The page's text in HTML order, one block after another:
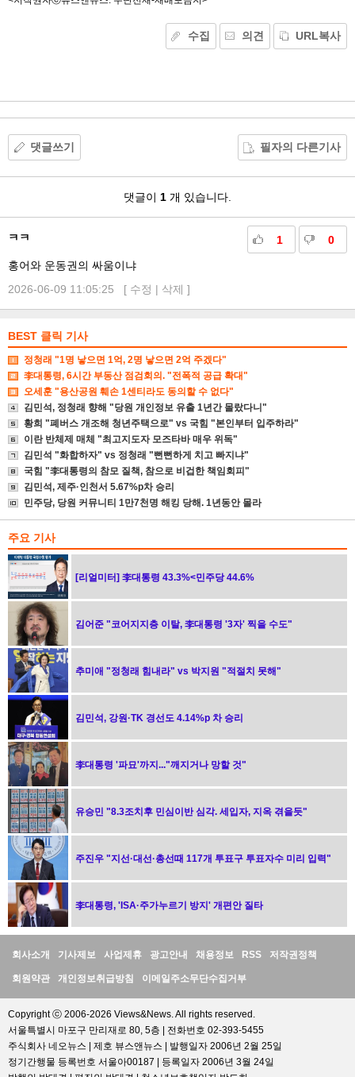
수집 의견 URL복사
댓글쓰기 필자의 다른기사
글
댓글이 1 개 있습니다.
1 0
ㅋㅋ
홍어와 운동권의 싸움이냐
2026-06-09 11:05:25 [ 수정 | 삭제 ]
BEST 클릭 기사
정청래 "1명 낳으면 1억, 2명 낳으면 2억 주겠다"
李대통령, 6시간 부동산 점검회의. "전폭적 공급 확대"
오세훈 "용산공원 훼손 1센티라도 동의할 수 없다"
김민석, 정청래 향해 "당원 개인정보 유출 1년간 몰랐다니"
황희 "폐버스 개조해 청년주택으로" vs 국힘 "본인부터 입주하라"
이란 반체제 매체 "최고지도자 모즈타바 매우 위독"
김민석 "화합하자" vs 정청래 "뻔뻔하게 치고 빠지냐"
국힘 "李대통령의 참모 질책, 참으로 비겁한 책임회피"
김민석, 제주·인천서 5.67%p차 승리
민주당, 당원 커뮤니티 1만7천명 해킹 당해. 1년동안 몰라
주요 기사
[리얼미터] 李대통령 43.3%<민주당 44.6%
김어준 "코어지지층 이탈, 李대통령 '3자' 찍을 수도"
추미애 "정청래 힘내라" vs 박지원 "적절치 못해"
김민석, 강원·TK 경선도 4.14%p 차 승리
李대통령 '파묘'까지..."깨지거나 망할 것"
유승민 "8.3조치후 민심이반 심각. 세입자, 지옥 겪을듯"
주진우 "지선·대선·총선때 117개 투표구 투표자수 미리 입력"
李대통령, 'ISA·주가누르기 방지' 개편안 질타
정
보
회사소개 기사제보 사업제휴 광고안내 채용정보 RSS 저작권정책
회원약관 개인정보취급방침 이메일주소무단수집거부
Copyright ⓒ 2006-2026 Views&News. All rights reserved.
서울특별시 마포구 만리재로 80, 5층 | 전화번호 02-393-5455
주식회사 네오뉴스 | 제호 뷰스앤뉴스 | 발행일자 2006년 2월 25일
정기간행물 등록번호 서울아00187 | 등록일자 2006년 3월 24일